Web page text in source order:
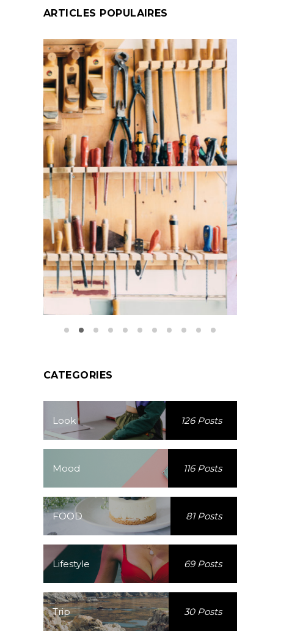
ARTICLES POPULAIRES
CATEGORIES
Look 126 Posts
Mood 116 Posts
FOOD 81 Posts
Lifestyle 69 Posts
Trip 30 Posts